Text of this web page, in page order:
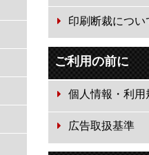
印刷断裁につい
ご利用の前に
個人情報・利用
広告取扱基準